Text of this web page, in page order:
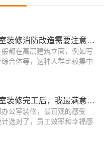
成都办公室装修消防改造需要注意什么？
般都在高层建筑立面，例如写
合体等，这种人群比较集中
成都办公室装修完工后，我最满意的7个布
公室装修，最直观的感受
选对了，员工效率和幸福感